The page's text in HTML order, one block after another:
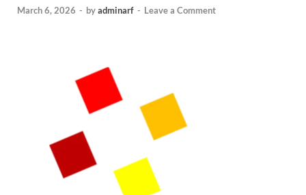
March 6, 2026 - byadminarf - Leave a Comment